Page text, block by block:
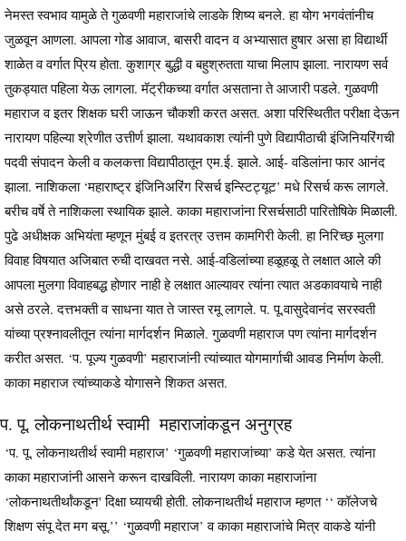
नेमस्त स्वभाव यामुळे ते गुळवणी महाराजांचे लाडके शिष्य बनले. हा योग भगवंतांनीच
जुळवून आणला. आपला गोड आवाज, बासरी वादन व अभ्यासात हुषार असा हा विद्यार्थी
शाळेत व वर्गात प्रिय होता. कुशाग्र बुद्धी व बहुश्रुतता याचा मिलाप झाला. नारायण सर्व
तुकड्यात पहिला येऊ लागला. मॅट्रीकच्या वर्गात असताना ते आजारी पडले. गुळवणी
महाराज व इतर शिक्षक घरी जाऊन चौकशी करत असत. अशा परिस्थितीत परीक्षा देऊन
नारायण पहिल्या श्रेणीत उत्तीर्ण झाला. यथावकाश त्यांनी पुणे विद्यापीठाची इंजिनियरिंगची
पदवी संपादन केली व कलकत्ता विद्यापीठातून एम.ई. झाले. आई- वडिलांना फार आनंद
झाला. नाशिकला ‘महाराष्ट्र इंजिनिअरिंग रिसर्च इन्स्टिट्यूट’ मधे रिसर्च करू लागले.
बरीच वर्षे ते नाशिकला स्थायिक झाले. काका महाराजांना रिसर्चसाठी पारितोषिके मिळाली.
पुढे अधीक्षक अभियंता म्हणून मुंबई व इतरत्र उत्तम कामगिरी केली. हा निरिच्छ मुलगा
विवाह विषयात अजिबात रुची दाखवत नसे. आई-वडिलांच्या हळूहळू ते लक्षात आले की
आपला मुलगा विवाहबद्ध होणार नाही हे लक्षात आल्यावर त्यांना त्यात अडकावयाचे नाही
असे ठरले. दत्तभक्ती व साधना यात ते जास्त रमू लागले. प. पू.वासुदेवानंद सरस्वती
यांच्या प्रश्‍नावलीतून त्यांना मार्गदर्शन मिळाले. गुळवणी महाराज पण त्यांना मार्गदर्शन
करीत असत. ‘प. पूज्य गुळवणी’ महाराजांनी त्यांच्यात योगमार्गाची आवड निर्माण केली.
काका महाराज त्यांच्याकडे योगासने शिकत असत.
प. पू. लोकनाथतीर्थ स्वामी महाराजांकडून अनुग्रह
‘प. पू. लोकनाथतीर्थ स्वामी महाराज’ ‘गुळवणी महाराजांच्या’ कडे येत असत. त्यांना
काका महाराजांनी आसने करून दाखविली. नारायण काका महाराजांना
‘लोकनाथतीर्थांकडून' दिक्षा घ्यायची होती. लोकनाथतीर्थ महाराज म्हणत ‘‘ कॉलेजचे
शिक्षण संपू देत मग बसू.’’ ‘गुळवणी महाराज’ व काका महाराजांचे मित्र वाकडे यांनी